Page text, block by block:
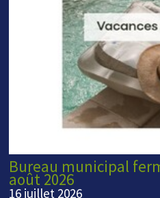
Bureau municipal
août 2026
16 juillet 2026